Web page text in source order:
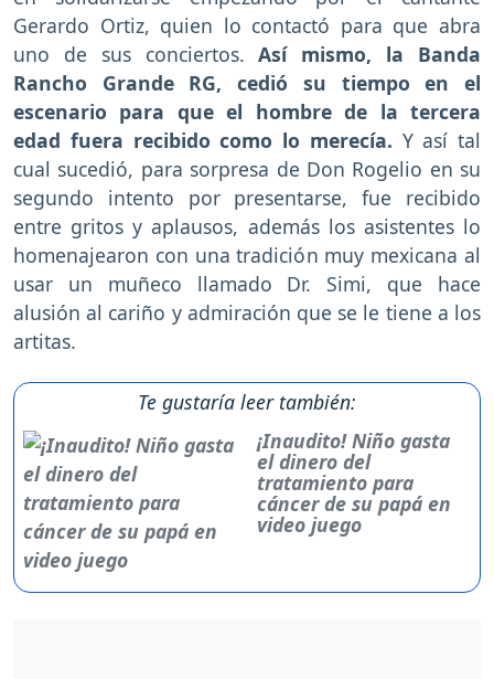
Gerardo Ortiz, quien lo contactó para que abra
uno de sus conciertos.Así mismo, la Banda
Rancho Grande RG, cedió su tiempo en el
escenario para que el hombre de la tercera
edad fuera recibido como lo merecía. Y así tal
cual sucedió, para sorpresa de Don Rogelio en su
segundo intento por presentarse, fue recibido
entre gritos y aplausos, además los asistentes lo
homenajearon con una tradición muy mexicana al
usar un muñeco llamado Dr. Simi, que hace
alusión al cariño y admiración que se le tiene a los
artitas.
Te gustaría leer también:
¡Inaudito! Niño gasta
el dinero del
tratamiento para
cáncer de su papá en
video juego